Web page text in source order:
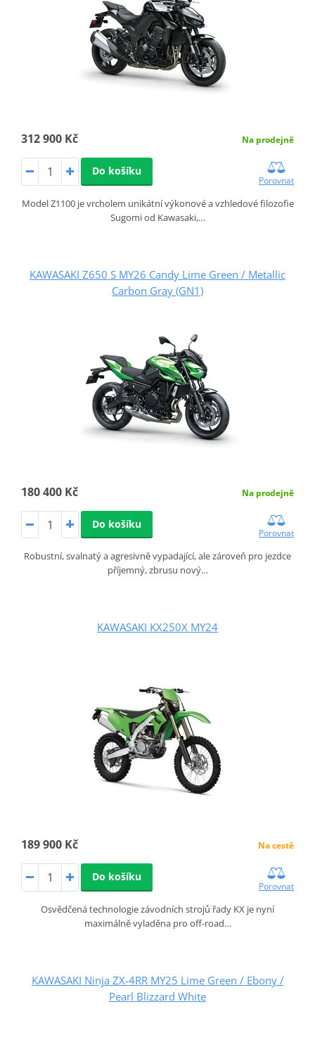
312 900 Kč Na prodejně
Do košíku
Porovnat
Model Z1100 je vrcholem unikátní výkonové a vzhledové filozofie
Sugomi od Kawasaki,…
KAWASAKI Z650 S MY26 Candy Lime Green / Metallic
Carbon Gray (GN1)
180 400 Kč Na prodejně
Do košíku
Porovnat
Robustní, svalnatý a agresivně vypadající, ale zároveň pro jezdce
příjemný, zbrusu nový…
KAWASAKI KX250X MY24
189 900 Kč Na cestě
Do košíku
Porovnat
Osvědčená technologie závodních strojů řady KX je nyní
maximálně vyladěna pro off-road…
KAWASAKI Ninja ZX-4RR MY25 Lime Green / Ebony /
Pearl Blizzard White